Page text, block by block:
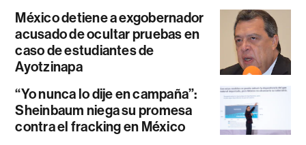
México detiene a exgobernador
acusado de ocultar pruebas en
caso de estudiantes de
Ayotzinapa
“Yo nunca lo dije en campaña”:
Sheinbaum niega su promesa
contra el fracking en México